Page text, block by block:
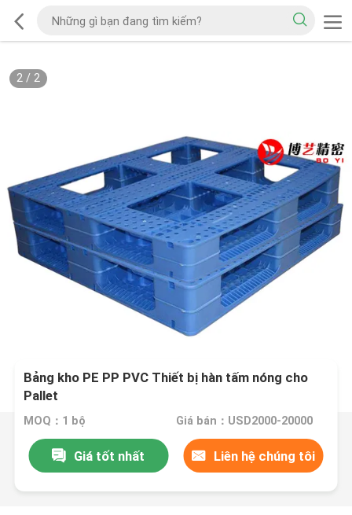
2/ 2
Bảng kho PE PP PVC Thiết bị hàn tấm nóng cho
Pallet
MOQ：1 bộ Giá bán：USD2000-20000
Giá tốt nhất Liên hệ chúng tôi